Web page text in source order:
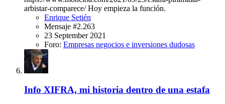
arbistar-comparece/ Hoy empieza la función.
Enrique Setién
Mensaje #2.263
23 September 2021
Foro: Empresas negocios e inversiones dudosas
Info XIFRA, mi historia dentro de una estafa